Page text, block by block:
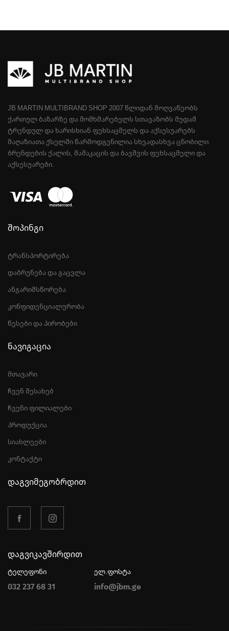
JB MARTIN MULTIBRAND SHOP 2007 ᲬᲚᲘᲓᲐᲜ ᲛᲝᲦᲕᲐᲬᲔᲝᲑᲡ
ᲥᲐᲠᲗᲣᲚ ᲑᲐᲖᲐᲠᲖᲔ ᲓᲐ ᲛᲝᲛᲮᲛᲐᲠᲔᲑᲔᲚᲡ ᲡᲗᲐᲕᲐᲖᲝᲑᲡ ᲛᲣᲓᲐᲛ
ᲢᲠᲔᲜᲓᲣᲚ ᲓᲐ ᲮᲐᲠᲘᲡᲮᲘᲐᲜ ᲤᲔᲮᲡᲐᲪᲛᲔᲚᲡ ᲓᲐ ᲐᲥᲡᲔᲡᲣᲐᲠᲔᲑᲡ
ᲛᲐᲦᲐᲖᲘᲐᲗᲐ ᲥᲡᲔᲚᲨᲘ ᲬᲐᲠᲛᲝᲓᲒᲔᲜᲘᲚᲘᲐ ᲡᲮᲕᲐᲓᲐᲡᲮᲕᲐ ᲪᲜᲝᲑᲘᲚᲘ
ᲑᲠᲔᲜᲓᲔᲑᲘᲡ ᲥᲐᲚᲘᲡ, ᲛᲐᲛᲐᲙᲐᲪᲘᲡ ᲓᲐ ᲑᲐᲕᲨᲕᲘᲡ ᲤᲔᲮᲡᲐᲪᲛᲔᲚᲘ ᲓᲐ
ᲐᲥᲡᲔᲡᲣᲐᲠᲔᲑᲘ.
შოპინგი
ტრანსპორტირება
დაბრუნება და გაცვლა
ანგარიშსწორება
კონფიდენციალურობა
წესები და პირობები
ნავიგაცია
მთავარი
ჩვენ შესახებ
ჩვენი ფილიალები
პროდუქცია
სიახლეები
კონტაქტი
დაგვიმეგობრდით
დაგვიკავშირდით
ტელეფონი
032 237 68 31
ელ.ფოსტა
info@jbm.ge